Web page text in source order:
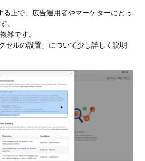
る上で、広告運用者やマーケターにとっ
。
雑です。
セルの設置」について少し詳しく説明